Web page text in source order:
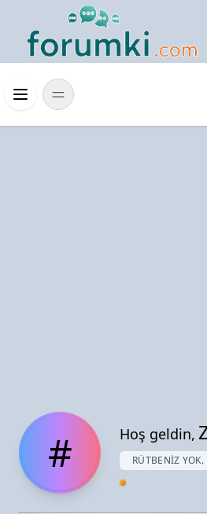
Skip to main content
Menü
# Hoş geldin,
RÜTBENIZ YOK.